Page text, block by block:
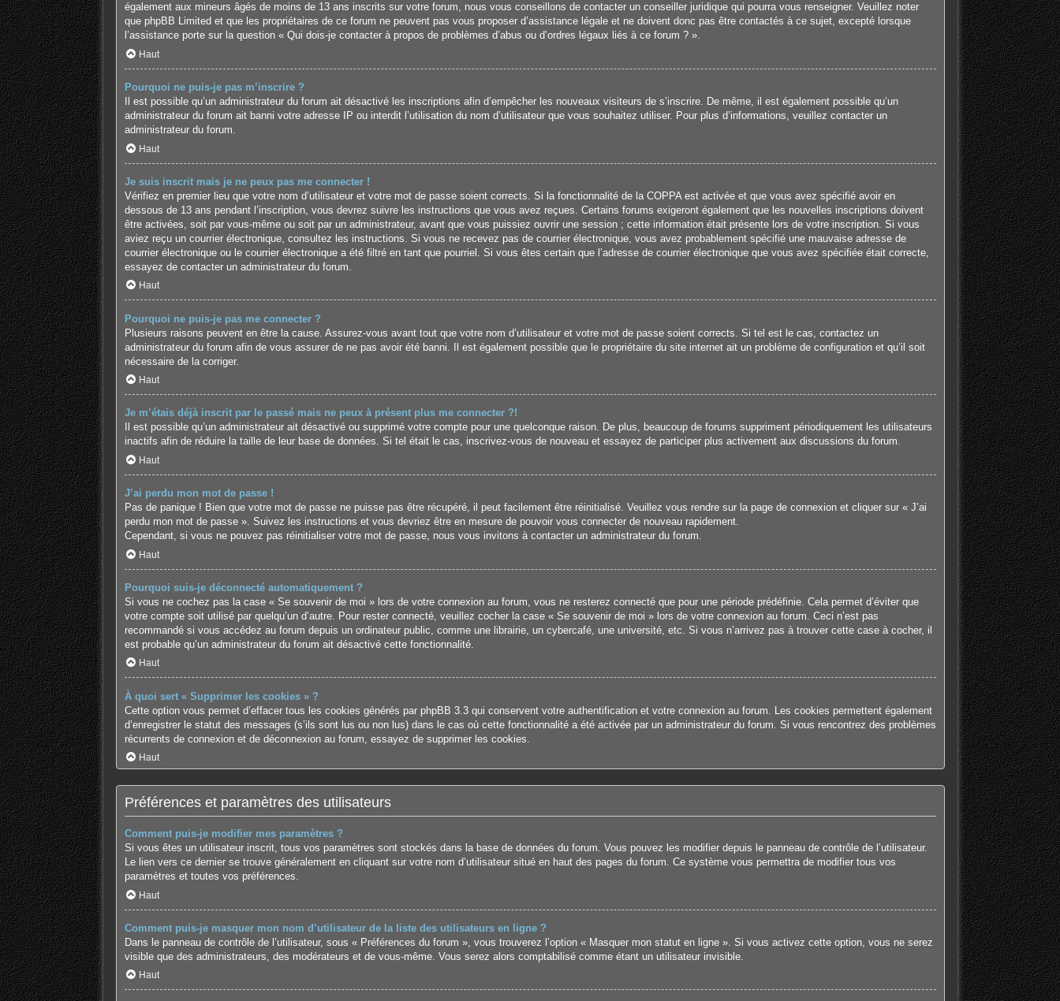
également aux mineurs âgés de moins de 13 ans inscrits sur votre forum, nous vous conseillons de contacter un conseiller juridique qui pourra vous renseigner. Veuillez noter
que phpBB Limited et que les propriétaires de ce forum ne peuvent pas vous proposer d’assistance légale et ne doivent donc pas être contactés à ce sujet, excepté lorsque
l’assistance porte sur la question « Qui dois-je contacter à propos de problèmes d’abus ou d’ordres légaux liés à ce forum ? ».
Haut
Pourquoi ne puis-je pas m’inscrire ?
Il est possible qu’un administrateur du forum ait désactivé les inscriptions afin d’empêcher les nouveaux visiteurs de s’inscrire. De même, il est également possible qu’un
administrateur du forum ait banni votre adresse IP ou interdit l’utilisation du nom d’utilisateur que vous souhaitez utiliser. Pour plus d’informations, veuillez contacter un
administrateur du forum.
Haut
Je suis inscrit mais je ne peux pas me connecter !
Vérifiez en premier lieu que votre nom d’utilisateur et votre mot de passe soient corrects. Si la fonctionnalité de la COPPA est activée et que vous avez spécifié avoir en
dessous de 13 ans pendant l’inscription, vous devrez suivre les instructions que vous avez reçues. Certains forums exigeront également que les nouvelles inscriptions doivent
être activées, soit par vous-même ou soit par un administrateur, avant que vous puissiez ouvrir une session ; cette information était présente lors de votre inscription. Si vous
aviez reçu un courrier électronique, consultez les instructions. Si vous ne recevez pas de courrier électronique, vous avez probablement spécifié une mauvaise adresse de
courrier électronique ou le courrier électronique a été filtré en tant que pourriel. Si vous êtes certain que l’adresse de courrier électronique que vous avez spécifiée était correcte,
essayez de contacter un administrateur du forum.
Haut
Pourquoi ne puis-je pas me connecter ?
Plusieurs raisons peuvent en être la cause. Assurez-vous avant tout que votre nom d’utilisateur et votre mot de passe soient corrects. Si tel est le cas, contactez un
administrateur du forum afin de vous assurer de ne pas avoir été banni. Il est également possible que le propriétaire du site internet ait un problème de configuration et qu’il soit
nécessaire de la corriger.
Haut
Je m’étais déjà inscrit par le passé mais ne peux à présent plus me connecter ?!
Il est possible qu’un administrateur ait désactivé ou supprimé votre compte pour une quelconque raison. De plus, beaucoup de forums suppriment périodiquement les utilisateurs
inactifs afin de réduire la taille de leur base de données. Si tel était le cas, inscrivez-vous de nouveau et essayez de participer plus activement aux discussions du forum.
Haut
J’ai perdu mon mot de passe !
Pas de panique ! Bien que votre mot de passe ne puisse pas être récupéré, il peut facilement être réinitialisé. Veuillez vous rendre sur la page de connexion et cliquer sur « J’ai
perdu mon mot de passe ». Suivez les instructions et vous devriez être en mesure de pouvoir vous connecter de nouveau rapidement.
Cependant, si vous ne pouvez pas réinitialiser votre mot de passe, nous vous invitons à contacter un administrateur du forum.
Haut
Pourquoi suis-je déconnecté automatiquement ?
Si vous ne cochez pas la case « Se souvenir de moi » lors de votre connexion au forum, vous ne resterez connecté que pour une période prédéfinie. Cela permet d’éviter que
votre compte soit utilisé par quelqu’un d’autre. Pour rester connecté, veuillez cocher la case « Se souvenir de moi » lors de votre connexion au forum. Ceci n’est pas
recommandé si vous accédez au forum depuis un ordinateur public, comme une librairie, un cybercafé, une université, etc. Si vous n’arrivez pas à trouver cette case à cocher, il
est probable qu’un administrateur du forum ait désactivé cette fonctionnalité.
Haut
À quoi sert « Supprimer les cookies » ?
Cette option vous permet d’effacer tous les cookies générés par phpBB 3.3 qui conservent votre authentification et votre connexion au forum. Les cookies permettent également
d’enregistrer le statut des messages (s’ils sont lus ou non lus) dans le cas où cette fonctionnalité a été activée par un administrateur du forum. Si vous rencontrez des problèmes
récurrents de connexion et de déconnexion au forum, essayez de supprimer les cookies.
Haut
Préférences et paramètres des utilisateurs
Comment puis-je modifier mes paramètres ?
Si vous êtes un utilisateur inscrit, tous vos paramètres sont stockés dans la base de données du forum. Vous pouvez les modifier depuis le panneau de contrôle de l’utilisateur.
Le lien vers ce dernier se trouve généralement en cliquant sur votre nom d’utilisateur situé en haut des pages du forum. Ce système vous permettra de modifier tous vos
paramètres et toutes vos préférences.
Haut
Comment puis-je masquer mon nom d’utilisateur de la liste des utilisateurs en ligne ?
Dans le panneau de contrôle de l’utilisateur, sous « Préférences du forum », vous trouverez l’option « Masquer mon statut en ligne ». Si vous activez cette option, vous ne serez
visible que des administrateurs, des modérateurs et de vous-même. Vous serez alors comptabilisé comme étant un utilisateur invisible.
Haut